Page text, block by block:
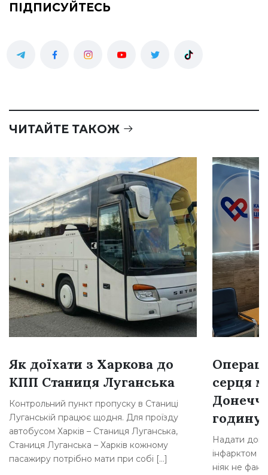
ПІДПИСУЙТЕСЬ
ЧИТАЙТЕ ТАКОЖ
Як доїхати з Харкова до
КПП Станиця Луганська
Контрольний пункт пропуску в Станиці
Луганській працює щодня. Для проїзду
автобусом Харків – Станиця Луганська,
Станиця Луганська – Харків кожному
пасажиру потрібно мати при собі […]
серця
годину
Надати
інфарктом
ніяк не